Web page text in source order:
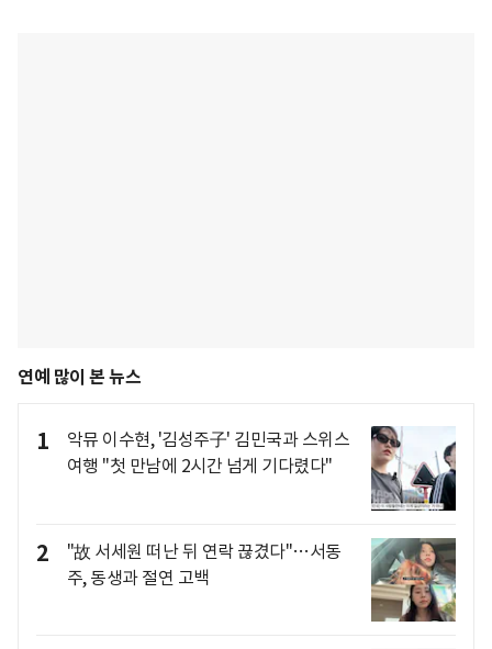
연예 많이 본 뉴스
1
악뮤 이수현, '김성주子' 김민국과 스위스
여행 "첫 만남에 2시간 넘게 기다렸다"
2
"故 서세원 떠난 뒤 연락 끊겼다"…서동
주, 동생과 절연 고백